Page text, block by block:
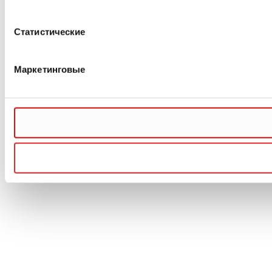
Статистические
Маркетинговые